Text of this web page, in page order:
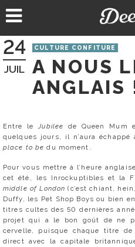
au
24
JUIL
CULTURE CONFITURE
A NOUS
ANGLAIS
Entre le Jubilee de Queen Mum
quelques jours, il n’aura
place to be du moment.
Pour vous mettre à l’heure
cet été, les Inrockuptibles et la
middle of London (c’est chiant,
Duffy, les Pet Shop Boys ou bien
titres cultes des 50 dernières
projet qui a le bon goût de ne
cervelle, puisque chaque titre
direct avec la capitale